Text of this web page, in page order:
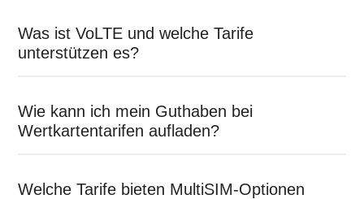
Was ist VoLTE und welche Tarife
unterstützen es?
Wie kann ich mein Guthaben bei
Wertkartentarifen aufladen?
Welche Tarife bieten MultiSIM-Optionen